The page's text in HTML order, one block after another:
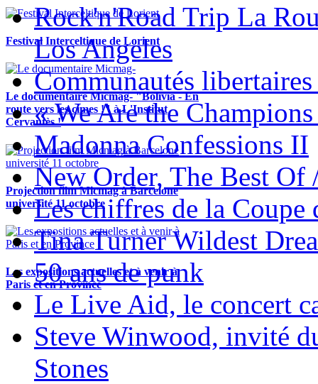
Festival Interceltique de Lorient
Le documentaire Micmag- "Bolivia - En
route vers les cimes !" à L'Institut
Cervantès !
Projection film Micmag à Barcelone
université 11 octobre
Les expositions actuelles et à venir à
Paris et en Province
Rock'n'Road Trip La
Los Angeles
Communautés libertaires
« We Are the
Madonna Confessions II
New Order, The Best Of
Les chiffres de la Coupe
Tina Turner Wildest
50 ans de punk
Le Live Aid, le concert
Steve Winwood, invité
Stones